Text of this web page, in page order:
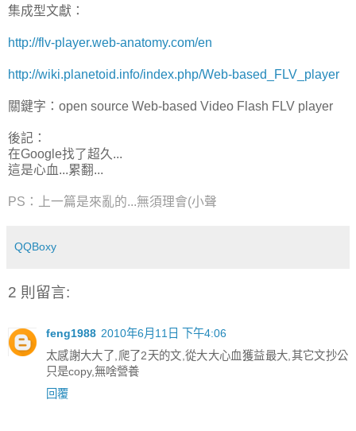
集成型文獻：
http://flv-player.web-anatomy.com/en
http://wiki.planetoid.info/index.php/Web-based_FLV_player
關鍵字：open source Web-based Video Flash FLV player
後記：
在Google找了超久...
這是心血...累翻...
PS：上一篇是來亂的...無須理會(小聲
QQBoxy
2 則留言:
feng1988 2010年6月11日 下午4:06
太感謝大大了,爬了2天的文,從大大心血獲益最大,其它文抄公
只是copy,無啥營養
回覆